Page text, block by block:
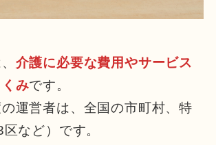
介護に必要な費用やサービス
みです。
運営者は、全国の市町村、特
など）です。